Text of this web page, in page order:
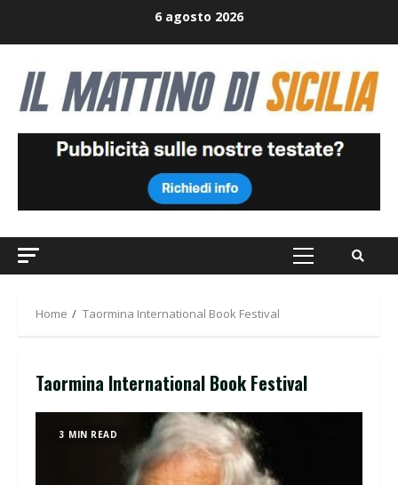
6 agosto 2026
Primary
Home Taormina International Book Festival
Taormina International Book Festival
3 MIN READ